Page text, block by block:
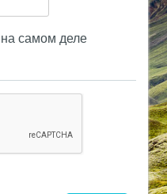
самом деле